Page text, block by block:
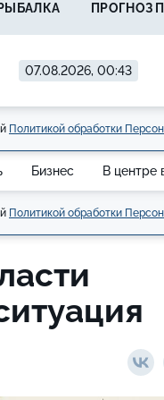
07.08.2026, 00:43
ПРОГНОЗ
Политикой обработки
Бизнес В центре
Политикой обработки